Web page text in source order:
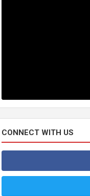
CONNECT WITH US